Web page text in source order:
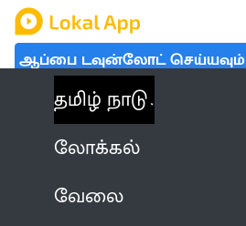
ஆப்பை டவுன்லோட் செய்யவும்
தமிழ் நாடு
லோக்கல்
வேலை